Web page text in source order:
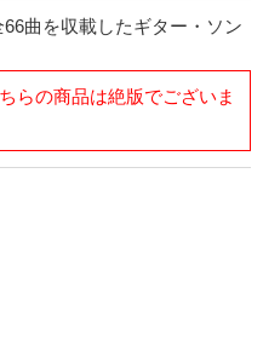
曲を収載したギター・ソン
らの商品は絶版でございま